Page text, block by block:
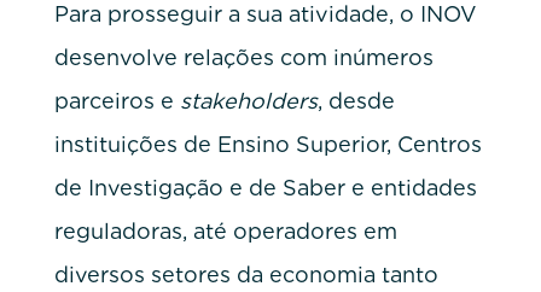
Para prosseguir a sua atividade, o INOV
desenvolve relações com inúmeros
parceiros e stakeholders, desde
instituições de Ensino Superior, Centros
de Investigação e de Saber e entidades
reguladoras, até operadores em
diversos setores da economia tanto